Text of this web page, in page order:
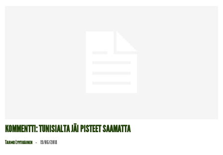
KOMMENTTI: TUNISIALTA JÄI PISTEET SAAMATTA
Tarmo Lyytikäinen - 19/06/2018